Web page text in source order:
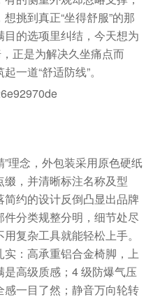
挑到真正“坐得舒服”的那
的选项里纠结，今天想为
正是为解决久坐痛点而
一道“舒适防线”。
理念，外包装采用原色硬纸
，并清晰标注名称及型
约的设计反倒凸显出品牌
分类规整分明，细节处尽
复杂工具就能轻松上手。
：高承重铝合金椅脚，上
高级质感；4 级防爆气压
一目了然；静音万向轮转